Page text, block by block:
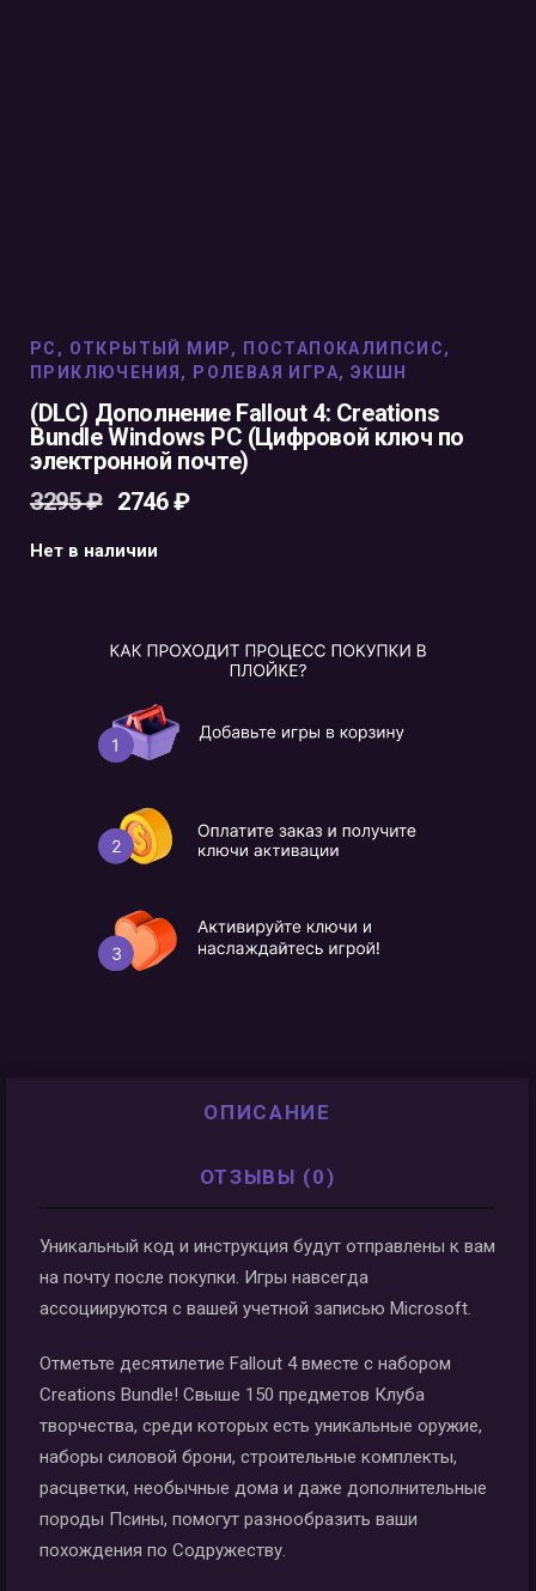
PC , ОТКРЫТЫЙ МИР, ПОСТАПОКАЛИПСИС,
ПРИКЛЮЧЕНИЯ, РОЛЕВАЯ ИГРА, ЭКШН
(DLC) Дополнение Fallout 4: Creations
Bundle Windows PC (Цифровой ключ по
электронной почте)
3295₽ 2746₽
Нет в наличии
ОПИСАНИЕ
ОТЗЫВЫ (0)
Уникальный код и инструкция будут отправлены к вам
на почту после покупки. Игры навсегда
ассоциируются с вашей учетной записью Microsoft.
Отметьте десятилетие Fallout 4 вместе с набором
Creations Bundle! Свыше 150 предметов Клуба
творчества, среди которых есть уникальные оружие,
наборы силовой брони, строительные комплекты,
расцветки, необычные дома и даже дополнительные
породы Псины, помогут разнообразить ваши
похождения по Содружеству.